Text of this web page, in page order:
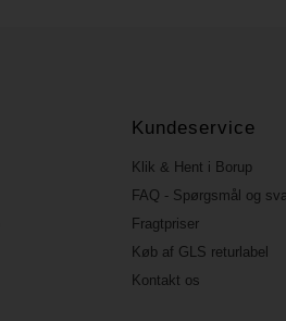
Kundeservice
Klik & Hent i Borup
FAQ - Spørgsmål og
Fragtpriser
Køb af GLS returlabel
Kontakt os